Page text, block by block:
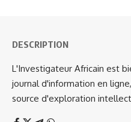
DESCRIPTION
L'Investigateur Africain est
journal d'information en
source d'exploration